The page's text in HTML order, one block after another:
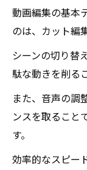
動画編集の基本
のは、カット編
シーンの切り替
駄な動きを削る
また、音声の調
ンスを取ること
す。
効率的なスピー